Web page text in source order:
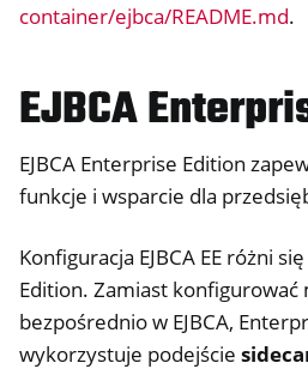
container/ejbca/README.md.
EJBCA
EJBCA Enterprise Edition
funkcje i wsparcie dla
Konfiguracja EJBCA EE różni
Edition. Zamiast konfigurować
bezpośrednio w EJBCA,
wykorzystuje podejście